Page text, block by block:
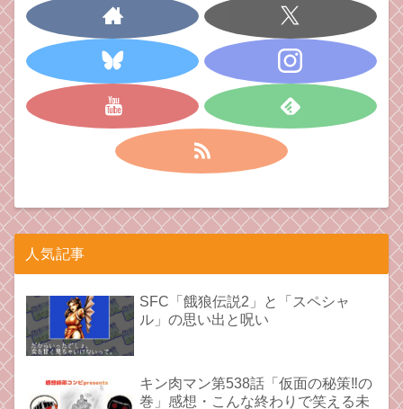
人気記事
SFC「餓狼伝説2」と「スペシャ
ル」の思い出と呪い
キン肉マン第538話「仮面の秘策‼︎の
巻」感想・こんな終わりで笑える未